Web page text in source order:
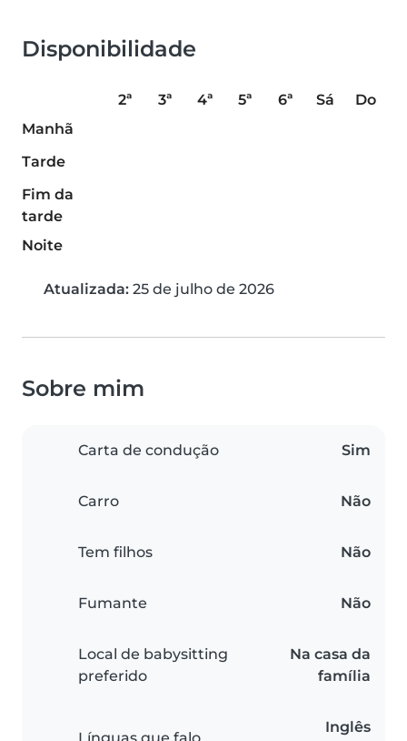
Disponibilidade
2ª 3ª 4ª 5ª 6ª Sá
Do
Manhã
Tarde
Fim da
tarde
Noite
Atualizada: 25 de julho de 2026
Sobre mim
Carta de condução Sim
Carro Não
Tem filhos Não
Fumante Não
Local de babysitting
preferido
Na casa da
família
Inglês